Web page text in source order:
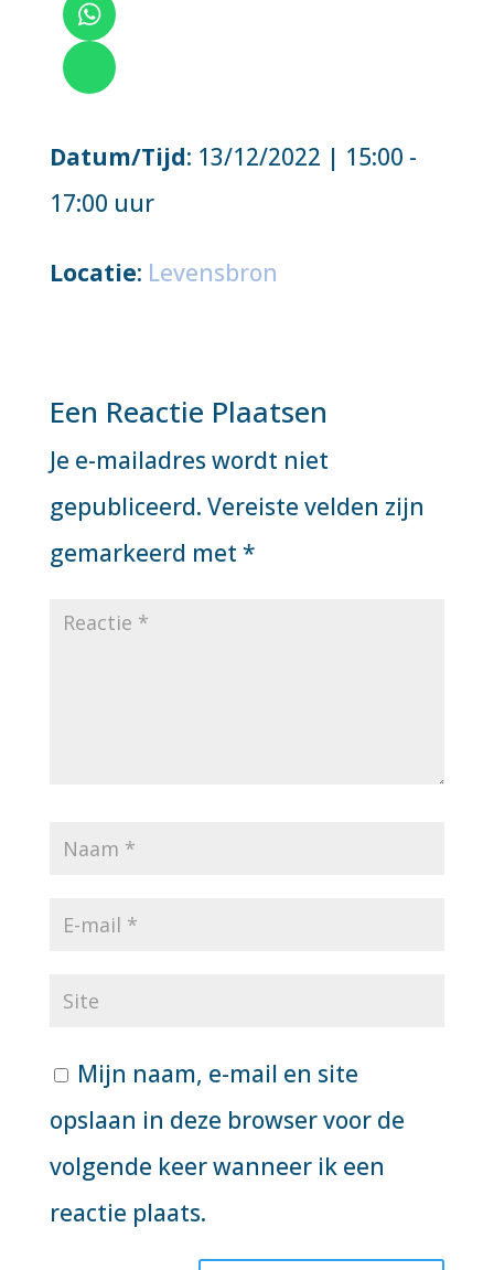
Datum/Tijd: 13/12/2022 | 15:00 -
17:00 uur
Locatie: Levensbron
Een Reactie Plaatsen
Je e-mailadres wordt niet
gepubliceerd. Vereiste velden zijn
gemarkeerd met *
Mijn naam, e-mail en site
opslaan in deze browser voor de
volgende keer wanneer ik een
reactie plaats.